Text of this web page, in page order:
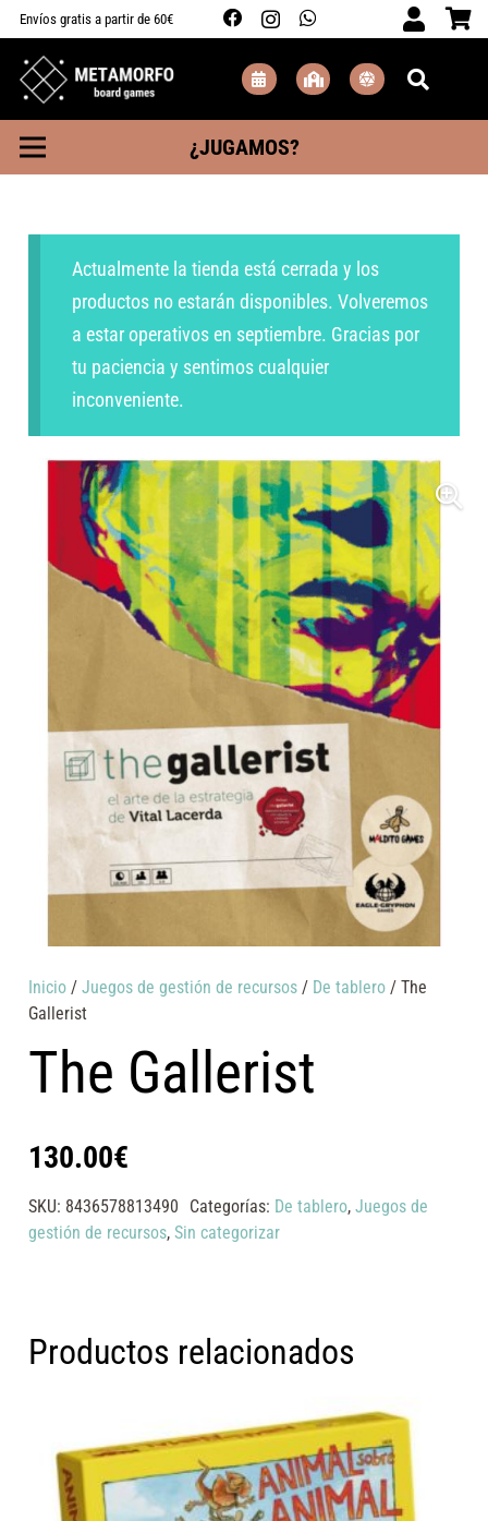
Envíos gratis a partir de 60€
¿JUGAMOS?
Actualmente la tienda está cerrada y los
productos no estarán disponibles. Volveremos
a estar operativos en septiembre. Gracias por
tu paciencia y sentimos cualquier
inconveniente.
Inicio /Juegos de gestión de recursos / De tablero / The
Gallerist
The Gallerist
130.00€
SKU: 8436578813490 Categorías: De tablero, Juegos de
gestión de recursos,Sin categorizar
Productos relacionados